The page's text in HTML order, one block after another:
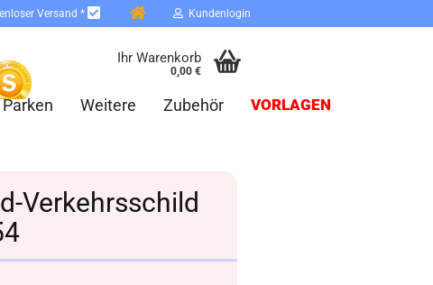
Versand * Kundenlogin
erstellen
Ihr Warenkorb
0,00 €
Parken Weitere Zubehör VORLAGEN
Verkehrsschild